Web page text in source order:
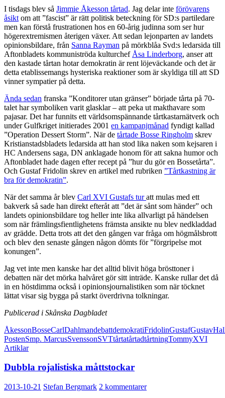
I tisdags blev så Jimmie Åkesson tårtad. Jag delar inte förövarens
åsikt om att ”fascist” är rätt politisk beteckning för SD:s partiledare
men kan förstå frustrationen hos en 60-årig judinna som ser hur
högerextremismen återigen växer. Att sedan lejonparten av landets
opinionsbildare, från Sanna Rayman på mörkblåa Svd:s ledarsida till
Aftonbladets kommuniströda kulturchef Åsa Linderborg, anser att
den kastade tårtan hotar demokratin är rent löjeväckande och det är
detta etablissemangs hysteriska reaktioner som är skyldiga till att SD
vinner sympatier på detta.
Ända sedan franska ”Konditorer utan gränser” började tårta på 70-
talet har symboliken varit glasklar – att peka ut makthavare som
pajasar. Det har funnits ett världsomspännande tårtkastarnätverk och
under Gulfkriget initierades 2001 en kampanjmånad fyndigt kallad
”Operation Dessert Storm”. När de tårtade Bosse Ringholm skrev
Kristianstadsbladets ledarsida att han stod lika naken som kejsaren i
HC Andersens saga, DN anklagade honom för att sakna humor och
Aftonbladet hade dagen efter recept på ”hur du gör en Bossetårta”.
Och Gustaf Fridolin skrev en artikel med rubriken ”Tårtkastning är
bra för demokratin”.
När det samma år blev Carl XVI Gustafs turatt mulas med ett
bakverk så sade han direkt efteråt att ”det är sånt som händer” och
landets opinionsbildare tog heller inte lika allvarligt på händelsen
som när främlingsfientlighetens främsta ansikte nu blev nedkladdad
av grädde. Detta trots att det den gången var fråga om högmålsbrott
och blev den senaste gången någon dömts för ”förgripelse mot
konungen”.
Jag vet inte men kanske har det alltid blivit höga brösttoner i
debatten när det mörka halvåret gör sitt inträde. Kanske rullar det då
in en höstdimma också i opinionsjournalistiken som när töcknet
lättat visar sig bygga på starkt överdrivna tolkningar.
Publicerad i Skånska Dagbladet
ÅkessonBosseCarlDahlmandebattdemokratiFridolinGustafGustav
PostenSmp. MarcusSvenssonSVTtårtatårtadtårtningTommyXVI
Artiklar
Dubbla rojalistiska måttstockar
2013-10-21 Stefan Bergmark 2 kommentarer